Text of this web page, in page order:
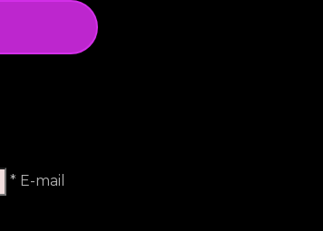
* E-mail